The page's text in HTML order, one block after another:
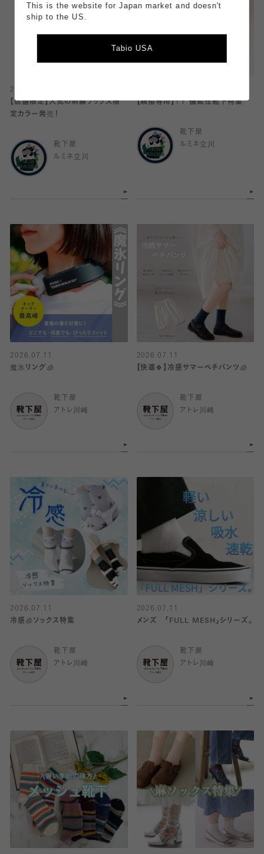
2026.07.11
【店舗限定】人気の刺繍ソックス限
定カラー発売！
靴下屋
ルミネ立川
【親指専用】！？ 機能性靴下特集
靴下屋
ルミネ立川
2026.07.11
魔氷リング🧊
靴下屋
アトレ川崎
2026.07.11
【快適🍀】冷感サマーペチパンツ🧊
靴下屋
アトレ川崎
2026.07.11
冷感🧊ソックス特集
靴下屋
アトレ川崎
2026.07.11
メンズ 「FULL MESH」シリーズ。
靴下屋
アトレ川崎
This is the website for Japan market and doesn't
ship to the US.
Tabio USA